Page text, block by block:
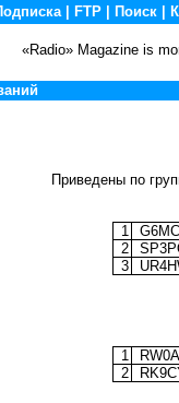
| FTP Поиск
«Radio» Magazine is
Приведены по
1
G6MC
2
3
1
RW0A
2